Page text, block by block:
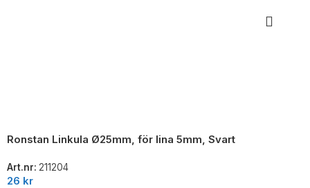
Ronstan Linkula Ø25mm, för lina 5mm, Svart
Art.nr: 211204
26 kr